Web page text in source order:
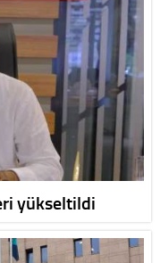
yükseltildi